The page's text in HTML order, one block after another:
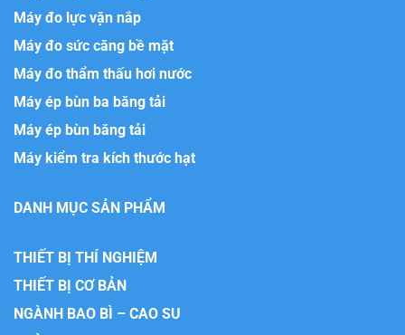
Máy đo lực vặn nắp
Máy đo sức căng bề mặt
Máy đo thẩm thấu hơi nước
Máy ép bùn ba băng tải
Máy ép bùn băng tải
Máy kiểm tra kích thước hạt
DANH MỤC SẢN PHẨM
THIẾT BỊ THÍ NGHIỆM
THIẾT BỊ CƠ BẢN
NGÀNH BAO BÌ – CAO SU